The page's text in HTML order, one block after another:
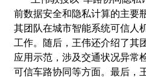
前数据安全和隐私计算的主要
其团队在城市智能系统可信人
工作。随后，王伟还介绍了其
应用示范，涉及交通状况异常
可信车路协同等方面。最后，